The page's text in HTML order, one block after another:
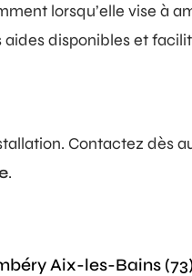
lorsqu’elle vise à
disponibles et
Contactez dès
.
Aix-les-Bains (73)